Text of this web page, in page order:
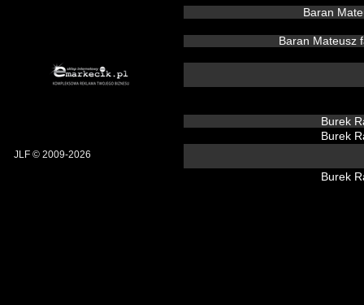
JLF © 2009-2026
Baran
Baran Mateusz
Burek
Burek
Burek